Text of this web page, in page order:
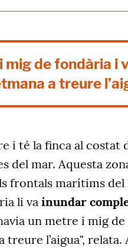
mig de fondària i
a treure
i té la finca al costat
del mar. Aquesta
frontals marítims
li va inundar
un metre i mig
treure l’aigua", relata.